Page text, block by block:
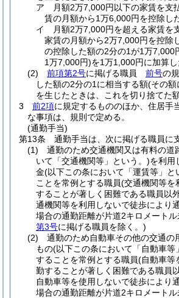
ア
月額2万7,000円以下の家賃を
賃の月額から1万6,000円を控除し
イ
月額2万7,000円を超える家賃
家賃の月額から2万7,000円を控除
の控除した額の2分の1が1万7,000
1万7,000円)を1万1,000円に加算
(2)
前項第2号に掲げる職員 前号の
した額の2分の1に相当する額(その額
を生じたときは、これを切り捨てた
3
前2項に規定するもののほか、住居手
な事項は、規則で定める。
(通勤手当)
第13条
通勤手当は、次に掲げる職員に
(1)
通勤のため交通機関又は有料の道
いて「交通機関等」という。)を利用
金(以下この条において「運賃等」と
ことを常例とする職員(交通機関等を
することが著しく困難である職員以
通機関等を利用しないで徒歩により
場合の通勤距離が片道2キロメート
第3号に掲げる職員を除く。)
(2)
通勤のため自動車その他の交通の
もの(以下この条において「自動車等
することを常例とする職員(自動車等
勤することが著しく困難である職員
自動車等を使用しないで徒歩により
場合の通勤距離が片道2キロメート